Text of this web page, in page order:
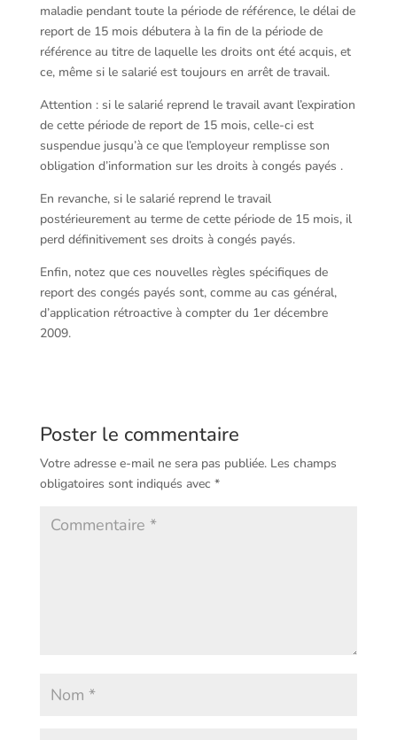
maladie pendant toute la période de référence, le délai de
report de 15 mois débutera à la fin de la période de
référence au titre de laquelle les droits ont été acquis, et
ce, même si le salarié est toujours en arrêt de travail.
Attention : si le salarié reprend le travail avant l’expiration
de cette période de report de 15 mois, celle-ci est
suspendue jusqu’à ce que l’employeur remplisse son
obligation d’information sur les droits à congés payés .
En revanche, si le salarié reprend le travail
postérieurement au terme de cette période de 15 mois, il
perd définitivement ses droits à congés payés.
Enfin, notez que ces nouvelles règles spécifiques de
report des congés payés sont, comme au cas général,
d’application rétroactive à compter du 1er décembre
2009.
Poster le commentaire
Votre adresse e-mail ne sera pas publiée. Les champs
obligatoires sont indiqués avec *